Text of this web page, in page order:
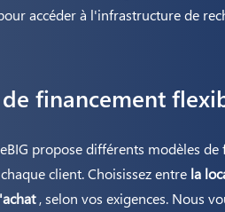
accéder à l'infrastructure de
financement
propose différents modèles
client. Choisissez entre la
, selon vos exigences. Nous